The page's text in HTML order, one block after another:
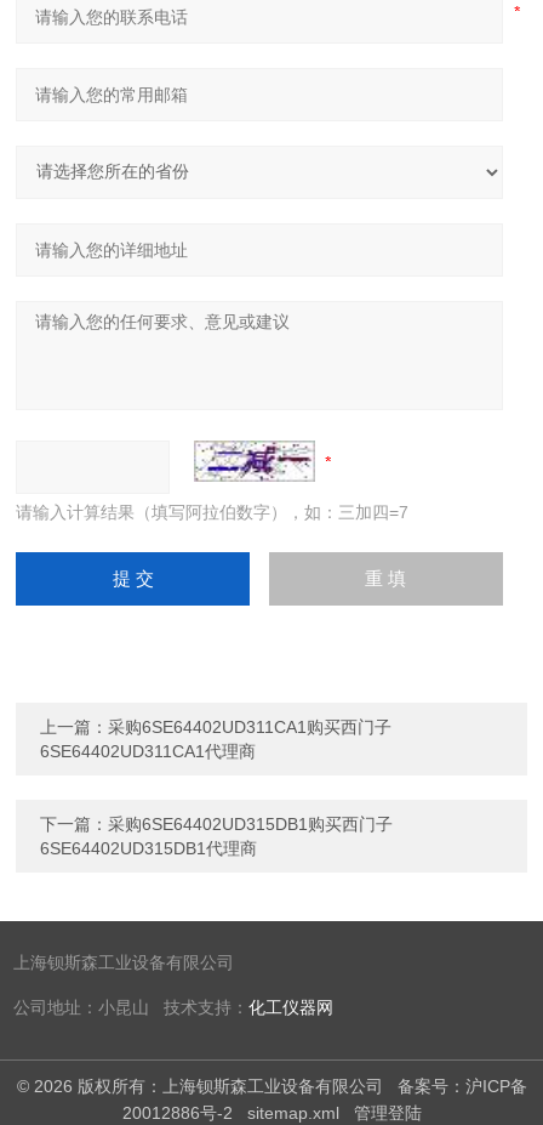
请输入计算结果（填写阿拉伯数字），如：三加四=7
上一篇：采购6SE64402UD311CA1购买西门子
6SE64402UD311CA1代理商
下一篇：采购6SE64402UD315DB1购买西门子
6SE64402UD315DB1代理商
上海钡斯森工业设备有限公司
公司地址：小昆山 技术支持：化工仪器网
© 2026 版权所有：上海钡斯森工业设备有限公司 备案号：沪ICP备
20012886号-2
sitemap.xml 管理登陆